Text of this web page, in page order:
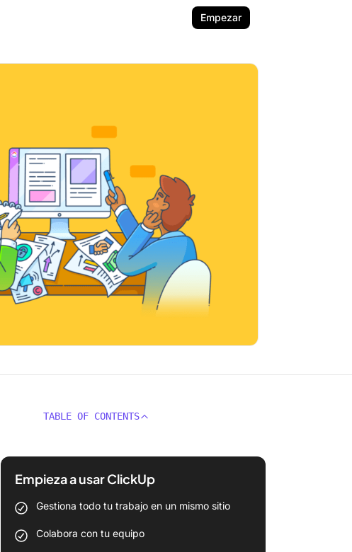
Empezar
TABLE OF CONTENTS
Empieza a usar ClickUp
Gestiona todo tu trabajo en un mismo sitio
Colabora con tu equipo